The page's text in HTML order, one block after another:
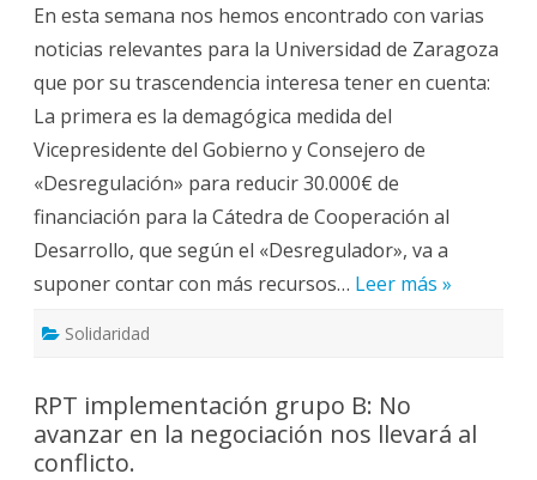
y
la
Universidad.
Cátedra
Cooperación,
Concierto
Bachillerato
y
Ciudad
del
Cine,todo
fluye
en
la
misma
dirección.
En esta semana nos hemos encontrado con varias
noticias relevantes para la Universidad de Zaragoza
que por su trascendencia interesa tener en cuenta:
La primera es la demagógica medida del
Vicepresidente del Gobierno y Consejero de
«Desregulación» para reducir 30.000€ de
financiación para la Cátedra de Cooperación al
Desarrollo, que según el «Desregulador», va a
suponer contar con más recursos… Leer más »
Solidaridad
RPT implementación grupo B: No
avanzar en la negociación nos llevará al
conflicto.